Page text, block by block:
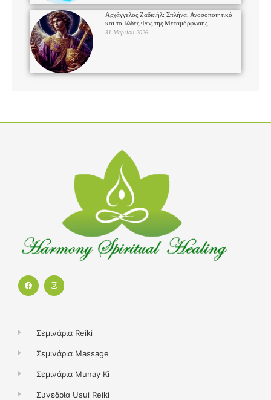
Αρχάγγελος Ζαδκιήλ: Σπλήνα, Ανοσοποιητικό
και το Ιώδες Φως της Μεταμόρφωσης
31 Μαρτίου 2026
F
a
I
n
m
Σεμινάρια Reiki
Σεμινάρια Massage
Σεμινάρια Munay Ki
Συνεδρία Usui Reiki